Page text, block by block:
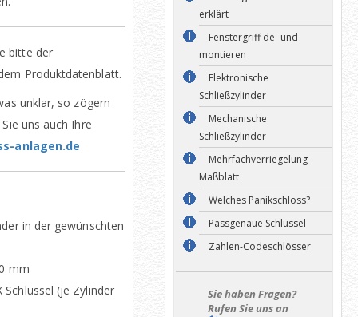
bitte der
Produktdatenblatt.
unklar, so zögern
uns auch Ihre
anlagen.de
in der gewünschten
mm
Schlüssel (je Zylinder
erklärt
Fenstergriff de- und
montieren
Elektronische
Schließzylinder
Mechanische
Schließzylinder
Mehrfachverriegelung -
Maßblatt
Welches Panikschloss?
Passgenaue Schlüssel
Zahlen-Codeschlösser
Sie haben Fragen?
Rufen Sie uns an